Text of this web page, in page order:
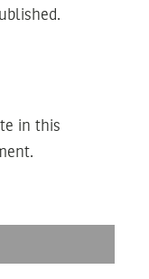
in this